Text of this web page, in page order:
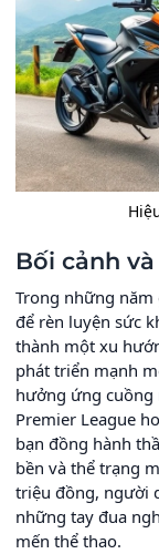
Bối cảnh
Trong những năm
để rèn luyện sức
thành một xu
phát triển mạnh
hưởng ứng cuồng
Premier League
bạn đồng hành
bền và thể trạng
triệu đồng, người
những tay đua
mến thể thao.